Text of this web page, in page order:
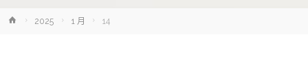
Home2025 1 月 14